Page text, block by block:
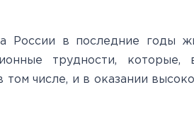
России в последние годы
трудности, которые,
числе, и в оказании